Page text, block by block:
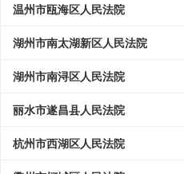
温州市瓯海区人民法院
湖州市南太湖新区人民法院
湖州市南浔区人民法院
丽水市遂昌县人民法院
杭州市西湖区人民法院